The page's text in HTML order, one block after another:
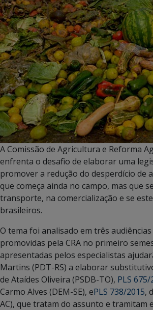
A Comissão de Agricultura e Reforma
enfrenta o desafio de elaborar uma
promover a redução do desperdício de
que começa ainda no campo, mas que
transporte, na comercialização e se
brasileiros.
O tema foi analisado em três
promovidas pela CRA no primeiro
apresentadas pelos especialistas
Martins (PDT-RS) a elaborar
de Ataídes Oliveira (PSDB-TO), PLS 675/
Carmo Alves (DEM-SE), ePLS 738/2015,
AC), que tratam do assunto e tramitam